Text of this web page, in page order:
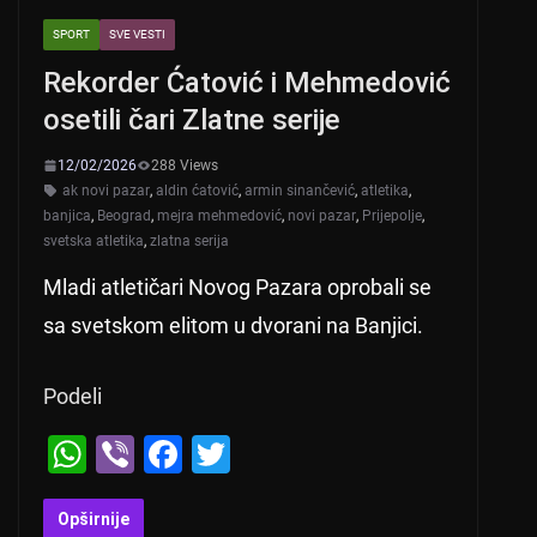
SPORT SVE VESTI
Rekorder Ćatović i Mehmedović
osetili čari Zlatne serije
12/02/2026
288 Views
ak novi pazar, aldin ćatović, armin sinančević, atletika,
banjica, Beograd, mejra mehmedović, novi pazar, Prijepolje,
svetska atletika, zlatna serija
Mladi atletičari Novog Pazara oprobali se
sa svetskom elitom u dvorani na Banjici.
Podeli
W
h
Vi
b
F
Opširnije